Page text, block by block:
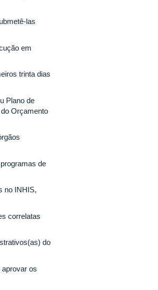
las
em
trinta dias
Plano de
Orçamento
de
no INHIS,
correlatas
do
os